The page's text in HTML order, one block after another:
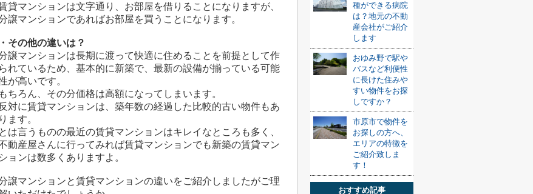
貸マンションは文字通り、お部屋を借りることになりますが、
譲マンションであればお部屋を買うことになります。
・その他の違いは？
譲マンションは長期に渡って快適に住めることを前提として作
られているため、基本的に新築で、最新の設備が揃っている可能
が高いです。
もちろん、その分価格は高額になってしまいます。
反対に賃貸マンションは、築年数の経過した比較的古い物件もあ
ります。
とは言うものの最近の賃貸マンションはキレイなところも多く、
動産屋さんに行ってみれば賃貸マンションでも新築の賃貸マン
ションは数多くありますよ。
譲マンションと賃貸マンションの違いをご紹介しましたがご理
種ができる病院
は？地元の不動
産会社がご紹介
します
おゆみ野で駅や
バスなど利便性
に長けた住みや
すい物件をお探
しですか？
市原市で物件を
お探しの方へ、
エリアの特徴を
ご紹介致しま
す！
おすすめ記事